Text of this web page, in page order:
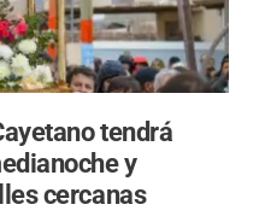
tendrá
y
cercanas